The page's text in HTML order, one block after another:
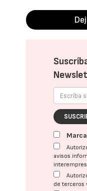
avisos
de terceros